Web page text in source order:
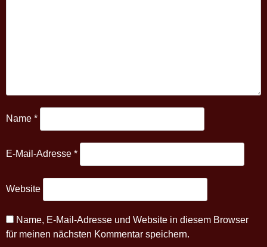
Name *
E-Mail-Adresse *
Website
Name, E-Mail-Adresse und Website in diesem Browser
für meinen nächsten Kommentar speichern.